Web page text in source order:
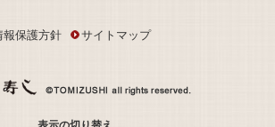
報保護方針 サイトマップ